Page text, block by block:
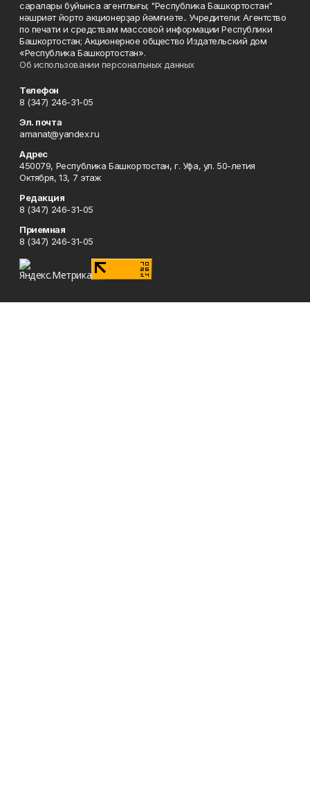
саралары буйынса агентлығы; "Республика Башкортостан"
нәшриәт йорто акционерҙар йәмғиәте.. Учредители: Агентство
по печати и средствам массовой информации Республики
Башкортостан; Акционерное общество Издательский дом
«Республика Башкортостан».
Об использовании персональных данных
Телефон
8 (347) 246-31-05
Эл. почта
amanat@yandex.ru
Адрес
450079, Республика Башкортостан, г. Уфа, ул. 50-летия
Октября, 13, 7 этаж
Редакция
8 (347) 246-31-05
Приемная
8 (347) 246-31-05